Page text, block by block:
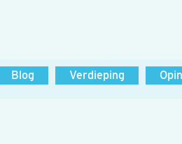
Blog Verdieping